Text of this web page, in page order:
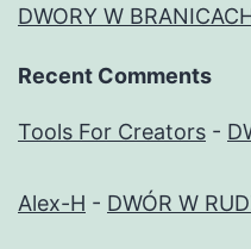
DWORY W
Recent Comments
Tools For Creators -
Alex-H - DWÓR W